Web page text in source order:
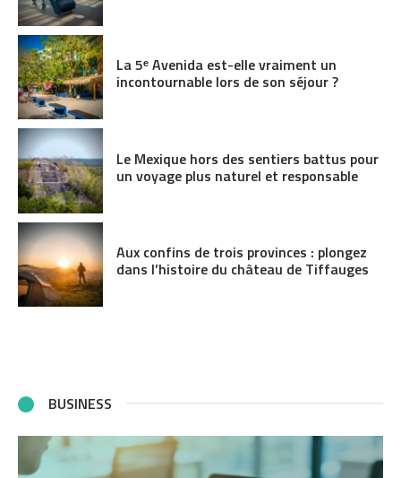
La 5ᵉ Avenida est-elle vraiment un
incontournable lors de son séjour ?
Le Mexique hors des sentiers battus pour
un voyage plus naturel et responsable
Aux confins de trois provinces : plongez
dans l’histoire du château de Tiffauges
BUSINESS